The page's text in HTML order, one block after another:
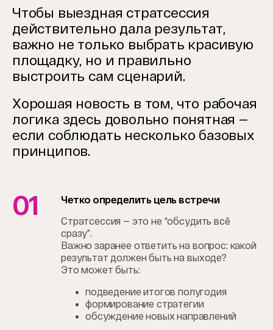
Чтобы выездная стратсессия
действительно дала результат,
важно не только выбрать красивую
площадку, но и правильно
выстроить сам сценарий.
Хорошая новость в том, что рабочая
логика здесь довольно понятная —
если соблюдать несколько базовых
принципов.
01 Четко определить цель встречи
Стратсессия — это не “обсудить всё
сразу”.
Важно заранее ответить на вопрос: какой
результат должен быть на выходе?
Это может быть:
подведение итогов полугодия
формирование стратегии
обсуждение новых направлений